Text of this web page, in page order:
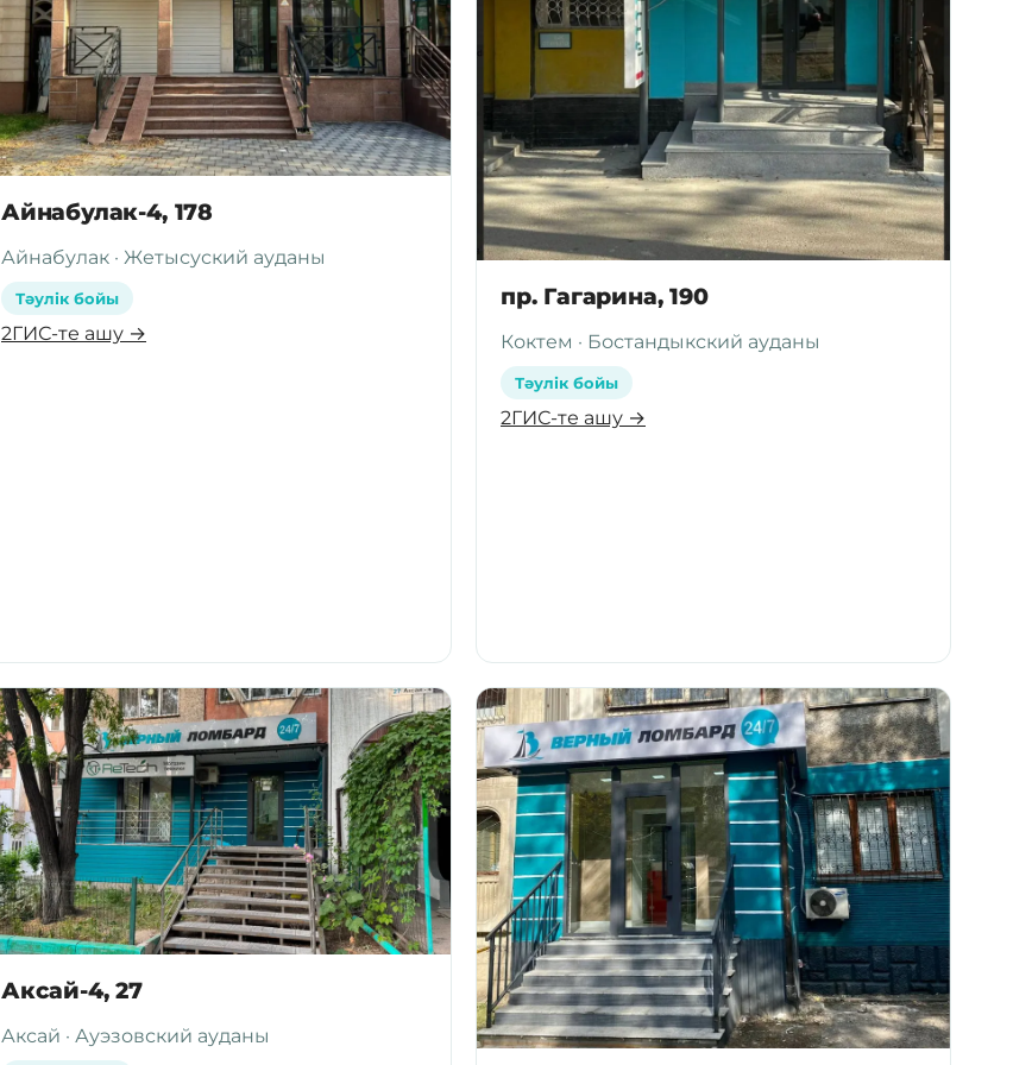
Айнабулак-4, 178
Айнабулак · Жетысуский ауданы
Тәулік бойы
2ГИС-те ашу →
пр. Гагарина, 190
Коктем · Бостандыкский ауданы
Тәулік бойы
2ГИС-те ашу →
Аксай-4, 27
Аксай · Ауэзовский ауданы